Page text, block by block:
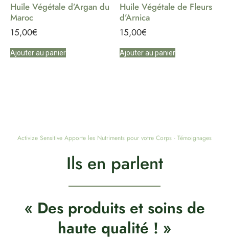
Huile Végétale d’Argan du
Maroc
15,00€
Ajouter au panier
Huile Végétale de Fleurs
d’Arnica
15,00€
Ajouter au panier
Activize Sensitive Apporte les Nutriments pour votre Corps - Témoignages
Ils en parlent
« Des produits et soins de
haute qualité ! »